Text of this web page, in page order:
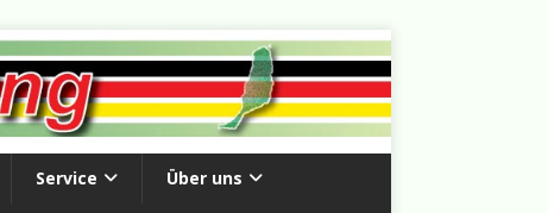
Service Über uns